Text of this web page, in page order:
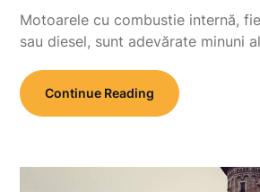
Motoarele cu combustie internă,
sau diesel, sunt adevărate minuni
Continue Reading